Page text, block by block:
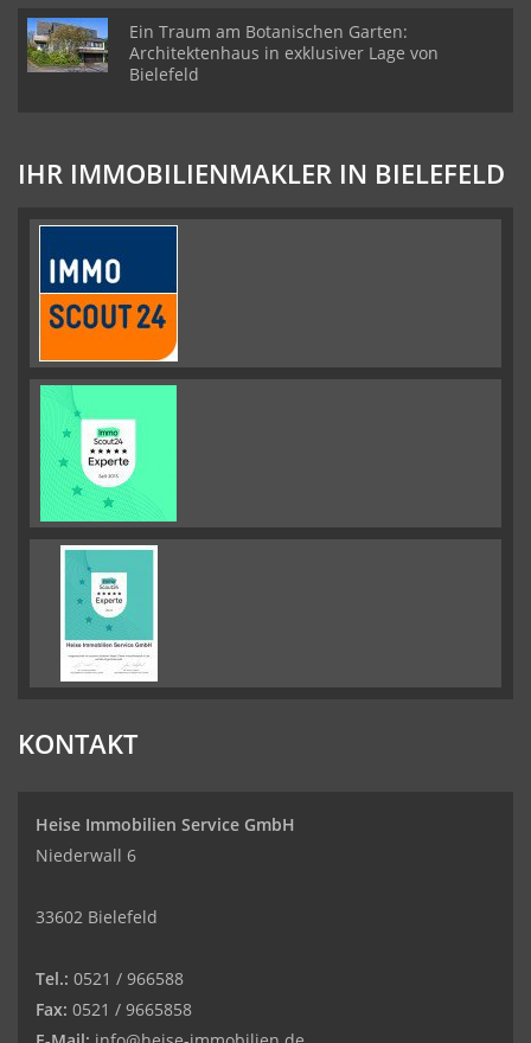
Ein Traum am Botanischen Garten:
Architektenhaus in exklusiver Lage von
Bielefeld
IHR IMMOBILIENMAKLER IN BIELEFELD
KONTAKT
Heise Immobilien Service GmbH
Niederwall 6
33602 Bielefeld
Tel.: 0521 / 966588
Fax: 0521 / 9665858